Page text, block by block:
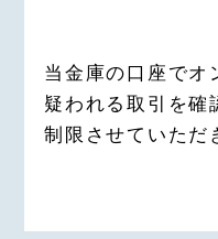
当金庫の口座でオ
疑われる取引を確
制限させていただ